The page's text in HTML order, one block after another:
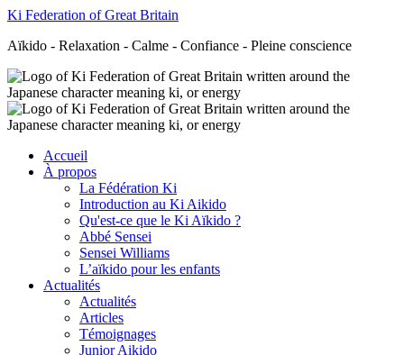
Ki Federation of Great Britain
Aïkido - Relaxation - Calme - Confiance - Pleine conscience
Accueil
À propos
La Fédération Ki
Introduction au Ki Aikido
Qu'est-ce que le Ki Aïkido ?
Abbé Sensei
Sensei Williams
L’aïkido pour les enfants
Actualités
Actualités
Articles
Témoignages
Junior Aikido